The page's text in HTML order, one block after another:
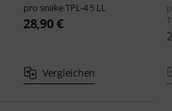
pro snakeTPL-4 5 LL
28,90 €
Vergleichen